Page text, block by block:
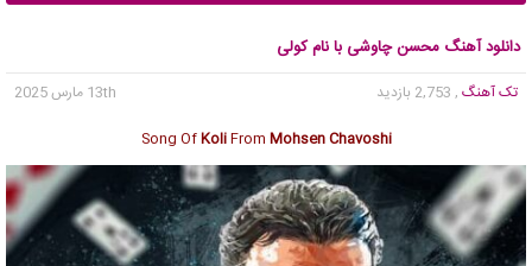
دانلود آهنگ محسن چاوشی با نام کولی
تک آهنگ , 2,753 بازدید
13th مارس 2025
Song OfKoliFrom Mohsen Chavoshi